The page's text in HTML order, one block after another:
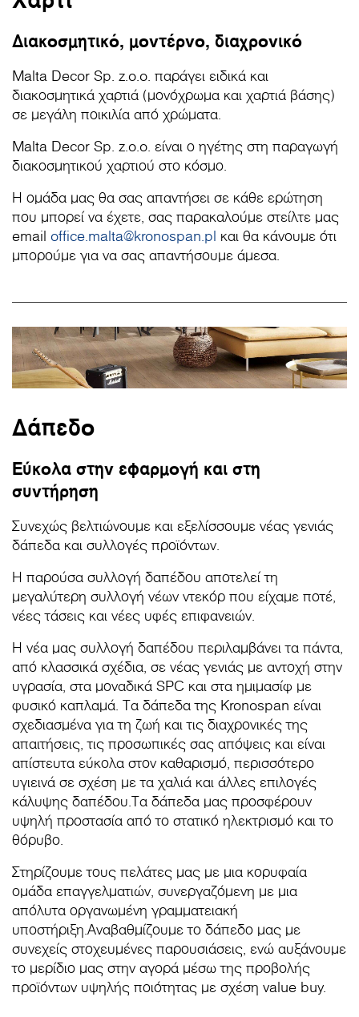
Διακοσμητικό, μοντέρνο, διαχρονικό
Malta Decor Sp. z.o.o. παράγει ειδικά και
διακοσμητικά χαρτιά (μονόχρωμα και χαρτιά βάσης)
σε μεγάλη ποικιλία από χρώματα.
Malta Decor Sp. z.o.o. είναι ο ηγέτης στη παραγωγή
διακοσμητικού χαρτιού στο κόσμο.
Η ομάδα μας θα σας απαντήσει σε κάθε ερώτηση
που μπορεί να έχετε, σας παρακαλούμε στείλτε μας
email office.malta@kronospan.pl και θα κάνουμε ότι
μπορούμε για να σας απαντήσουμε άμεσα.
Δάπεδο
Εύκολα στην εφαρμογή και στη
συντήρηση
Συνεχώς βελτιώνουμε και εξελίσσουμε νέας γενιάς
δάπεδα και συλλογές προϊόντων.
Η παρούσα συλλογή δαπέδου αποτελεί τη
μεγαλύτερη συλλογή νέων ντεκόρ που είχαμε ποτέ,
νέες τάσεις και νέες υφές επιφανειών.
Η νέα μας συλλογή δαπέδου περιλαμβάνει τα πάντα,
από κλασσικά σχέδια, σε νέας γενιάς με αντοχή στην
υγρασία, στα μοναδικά SPC και στα ημιμασίφ με
φυσικό καπλαμά. Τα δάπεδα της Kronospan είναι
σχεδιασμένα για τη ζωή και τις διαχρονικές της
απαιτήσεις, τις προσωπικές σας απόψεις και είναι
απίστευτα εύκολα στον καθαρισμό, περισσότερο
υγιεινά σε σχέση με τα χαλιά και άλλες επιλογές
κάλυψης δαπέδου.Τα δάπεδα μας προσφέρουν
υψηλή προστασία από το στατικό ηλεκτρισμό και το
θόρυβο.
Στηρίζουμε τους πελάτες μας με μια κορυφαία
ομάδα επαγγελματιών, συνεργαζόμενη με μια
απόλυτα οργανωμένη γραμματειακή
υποστήριξη.Αναβαθμίζουμε το δάπεδο μας με
συνεχείς στοχευμένες παρουσιάσεις, ενώ αυξάνουμε
το μερίδιο μας στην αγορά μέσω της προβολής
προϊόντων υψηλής ποιότητας με σχέση value buy.